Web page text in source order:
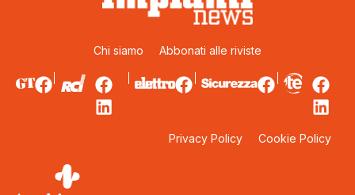
Chi siamo Abbonati alle riviste
Privacy Policy Cookie Policy